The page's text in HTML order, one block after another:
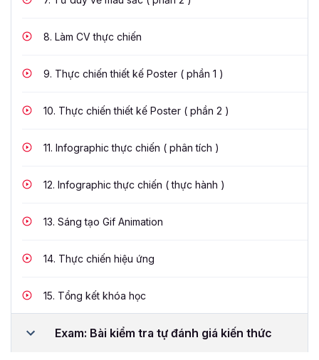
8. Làm CV thực chiến
9. Thực chiến thiết kế Poster ( phần 1 )
10. Thực chiến thiết kế Poster ( phần 2 )
11. Infographic thực chiến ( phân tích )
12. Infographic thực chiến ( thực hành )
13. Sáng tạo Gif Animation
14. Thực chiến hiệu ứng
15. Tổng kết khóa học
Exam: Bài kiểm tra tự đánh giá kiến thức